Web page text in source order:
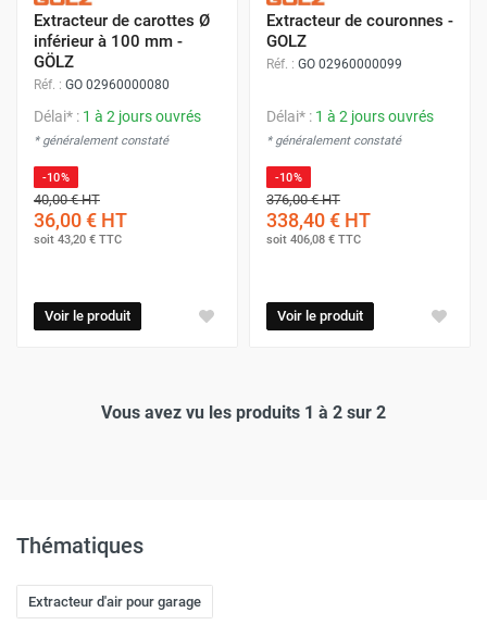
Extracteur de carottes Ø
inférieur à 100 mm -
GÖLZ
Réf. : GO 02960000080
Délai* : 1 à 2 jours ouvrés
* généralement constaté
-10%
40,00 €HT
36,00 € HT
soit 43,20 € TTC
Voir le produit
Extracteur de couronnes -
GOLZ
Réf. : GO 02960000099
Délai* : 1 à 2 jours ouvrés
* généralement constaté
-10%
376,00 €HT
338,40 € HT
soit 406,08 € TTC
Voir le produit
Vous avez vu les produits 1 à 2 sur 2
Thématiques
Extracteur d'air pour garage